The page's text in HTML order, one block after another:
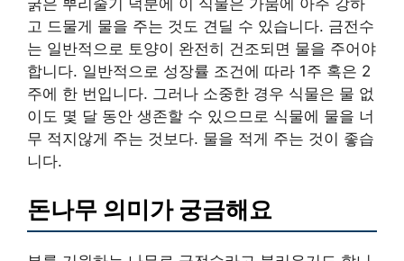
굵은 뿌리줄기 덕분에 이 식물은 가뭄에 아주 강하
고 드물게 물을 주는 것도 견딜 수 있습니다. 금전수
는 일반적으로 토양이 완전히 건조되면 물을 주어야
합니다. 일반적으로 성장률 조건에 따라 1주 혹은 2
주에 한 번입니다. 그러나 소중한 경우 식물은 물 없
이도 몇 달 동안 생존할 수 있으므로 식물에 물을 너
무 적지않게 주는 것보다. 물을 적게 주는 것이 좋습
니다.
돈나무 의미가 궁금해요